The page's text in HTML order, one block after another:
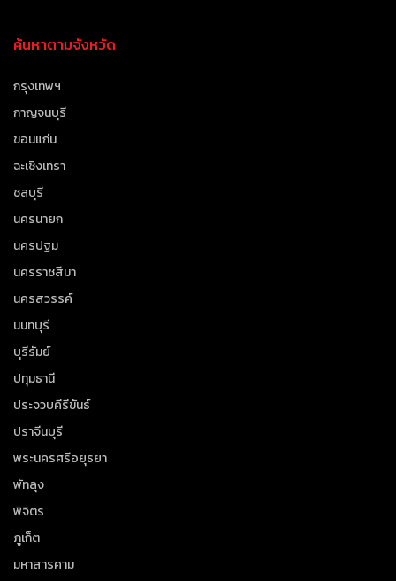
ค้นหาตามจังหวัด
กรุงเทพฯ
กาญจนบุรี
ขอนแก่น
ฉะเชิงเทรา
ชลบุรี
นครนายก
นครปฐม
นครราชสีมา
นครสวรรค์
นนทบุรี
บุรีรัมย์
ปทุมธานี
ประจวบคีรีขันธ์
ปราจีนบุรี
พระนครศรีอยุธยา
พัทลุง
พิจิตร
ภูเก็ต
มหาสารคาม